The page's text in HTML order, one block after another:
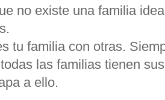
no existe una familia
tu familia con otras.
las familias tienen
a ello.